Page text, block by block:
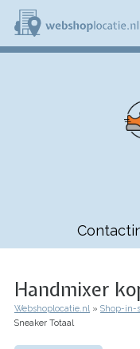
Overslaan
naar
de
Handmixer
Kruimelpad
Webshoplocatie.nl Shop-in-
Sneaker Totaal